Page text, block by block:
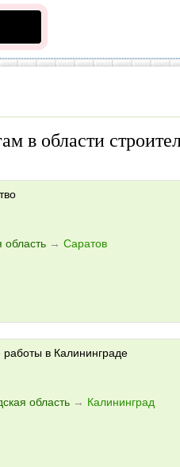
в области
область → Саратов
в Калининграде
область → Калининград